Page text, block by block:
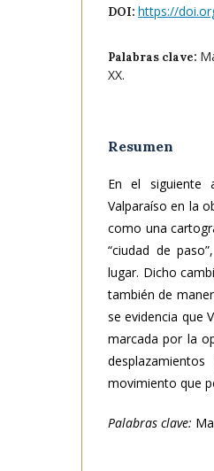
DOI: https://
Palabras clave:
XX.
Resumen
En el siguiente
Valparaíso en la
como una
“ciudad de
lugar. Dicho
también de
se evidencia que
marcada por la
movimiento que
Palabras clave: